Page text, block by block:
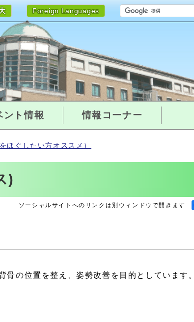
Foreign Languages
ント情報 情報コーナー
ほぐしたい方オススメ）
)
ソーシャルサイトへのリンクは別ウィンドウで開きます
の位置を整え、姿勢改善を目的としています。